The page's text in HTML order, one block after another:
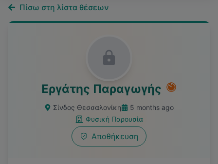
Πίσω στη λίστα θέσεων
Εργάτης Παραγωγής
Σίνδος Θεσσαλονίκη
5 months ago
Φυσική Παρουσία
Αποθήκευση